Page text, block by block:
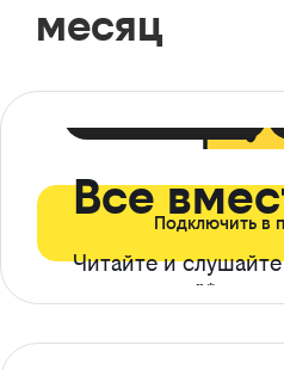
месяц
Все
Читайте и
ограничений*
Подключить в